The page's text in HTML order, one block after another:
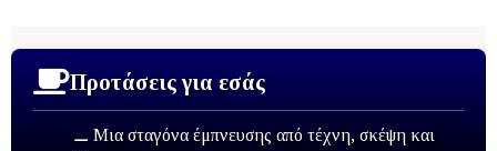
Προτάσεις για εσάς
⚊ Μια σταγόνα έμπνευσης από τέχνη, σκέψη και